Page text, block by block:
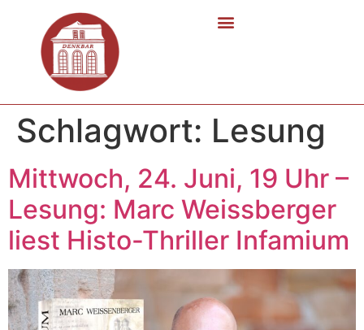
Schlagwort: Lesung
Mittwoch, 24. Juni, 19 Uhr –
Lesung: Marc Weissberger
liest Histo-Thriller Infamium